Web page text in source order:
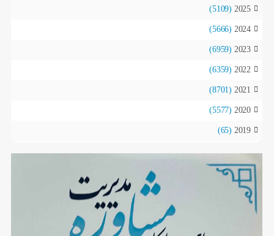
2025
(5109)
2024
(5666)
2023
(6959)
2022
(6359)
2021
(8701)
2020
(5577)
2019
(65)